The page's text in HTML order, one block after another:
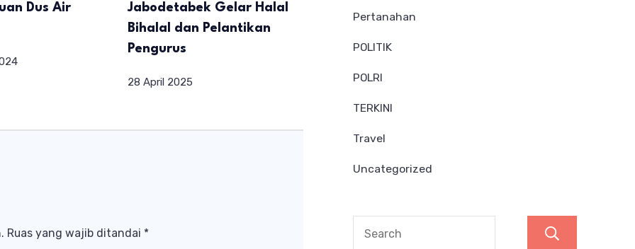
Dus Air
Jabodetabek Gelar Halal
Bihalal dan Pelantikan
Pengurus
28 April 2025
Ruas yang wajib ditandai *
Pertanahan
POLITIK
POLRI
TERKINI
Travel
Uncategorized